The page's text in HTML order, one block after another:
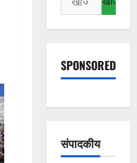
को
खोजें:
SPONSORED
संपादकीय